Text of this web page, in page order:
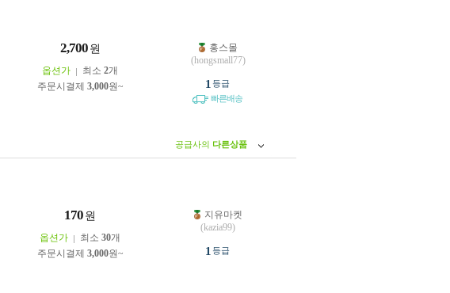
2,700 원
옵션가 최소 2개
주문시결제 3,000원~
홍스몰
(hongsmall77)
1 등급
빠른배송
공급사의 다른상품
170 원
옵션가 최소 30개
주문시결제 3,000원~
지유마켓
(kazia99)
1 등급